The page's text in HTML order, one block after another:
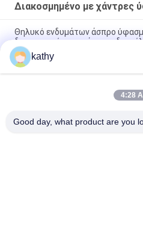
Διακοσμημένο με χάντρες
Θηλυκό ενδυμάτων άσπρο
διακοσμημένο με χάντρες
60 ναυπηγεία 125cm ρόδινο
νυφικό διακοσμημένο με
2 Floral διακοσμημένο με
kathy
4:28
Good day, what product are you